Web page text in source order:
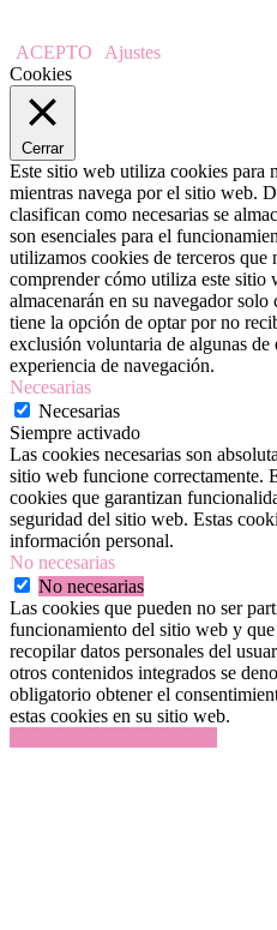
ACEPTO
Ajustes
Cookies
Cerrar
Este sitio web utiliza cookies para
mientras navega por el sitio web.
clasifican como necesarias se
son esenciales para el
utilizamos cookies de terceros que
comprender cómo utiliza este sitio
almacenarán en su navegador
tiene la opción de optar por no
exclusión voluntaria de algunas de
experiencia de navegación.
Necesarias
Necesarias
Siempre activado
Las cookies necesarias son
sitio web funcione correctamente.
cookies que garantizan
seguridad del sitio web. Estas
información personal.
No necesarias
No necesarias
Las cookies que pueden no ser
funcionamiento del sitio web y
recopilar datos personales del
otros contenidos integrados se
obligatorio obtener el
estas cookies en su sitio web.